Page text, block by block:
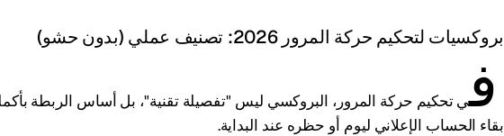
بروكسيات لتحكيم حركة المرور 2026: تصنيف عملي (بدون حشو)
في تحكيم حركة المرور، البروكسي ليس "تفصيلة تقنية"، بل أساس الربطة
بقاء الحساب الإعلاني ليوم أو حظره عند البداية.